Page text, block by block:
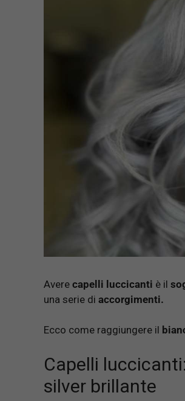
Avere capelli luccicanti è il
una serie di accorgimenti.
Ecco come raggiungere il
Capelli
silver brillante